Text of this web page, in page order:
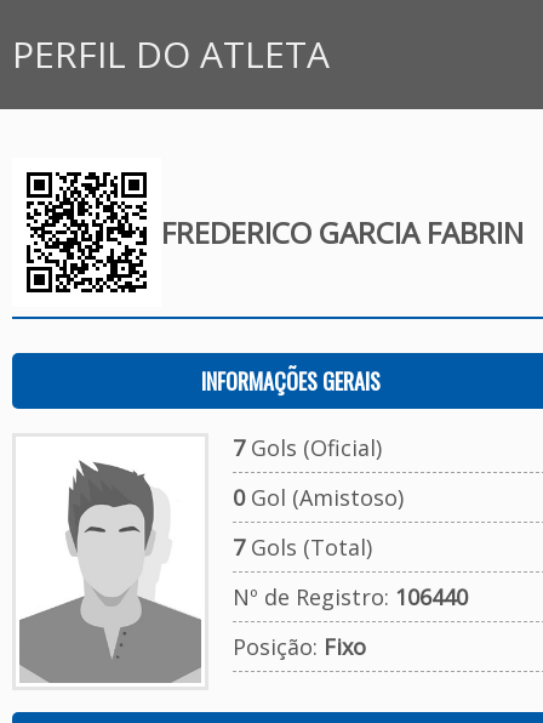
PERFIL DO ATLETA
FREDERICO GARCIA FABRIN
INFORMAÇÕES GERAIS
7Gols (Oficial)
0Gol (Amistoso)
7Gols (Total)
Nº de Registro: 106440
Posição: Fixo